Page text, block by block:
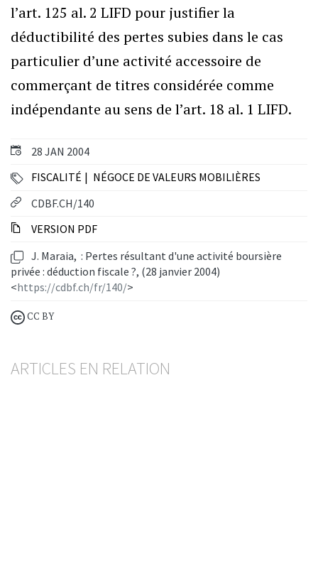
28 JAN 2004
FISCALITÉ
NÉGOCE DE VALEURS MOBILIÈRES
CDBF.CH/140
VERSION PDF
J. Maraia, : Pertes résultant d'une activité boursière
privée : déduction fiscale ?, (28 janvier 2004)
<https://cdbf.ch/fr/140/>
CC BY
ARTICLES EN RELATION
l’art. 125 al. 2 LIFD pour justifier la
déductibilité des pertes subies dans le cas
particulier d’une activité accessoire de
commerçant de titres considérée comme
indépendante au sens de l’art. 18 al. 1 LIFD.